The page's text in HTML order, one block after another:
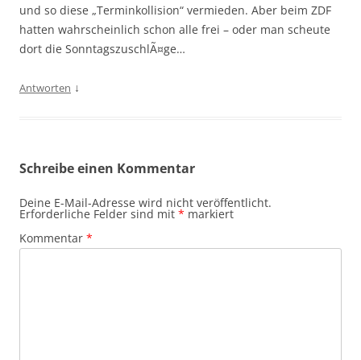
und so diese „Terminkollision“ vermieden. Aber beim ZDF
hatten wahrscheinlich schon alle frei – oder man scheute
dort die SonntagszuschlÃ¤ge…
Antworten ↓
Schreibe einen Kommentar
Deine E-Mail-Adresse wird nicht veröffentlicht.
Erforderliche Felder sind mit * markiert
Kommentar *